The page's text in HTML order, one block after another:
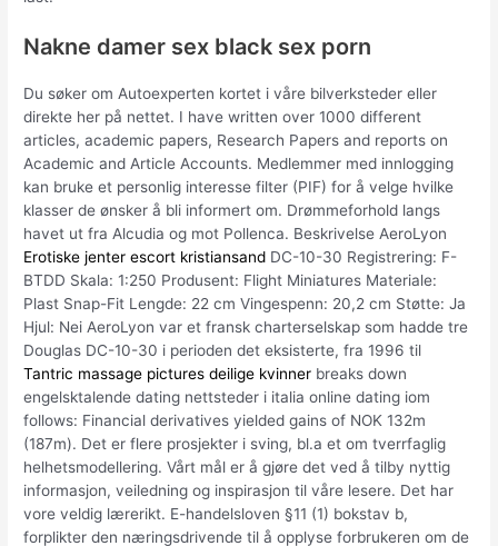
Nakne damer sex black sex porn
Du søker om Autoexperten kortet i våre bilverksteder eller
direkte her på nettet. I have written over 1000 different
articles, academic papers, Research Papers and reports on
Academic and Article Accounts. Medlemmer med innlogging
kan bruke et personlig interesse filter (PIF) for å velge hvilke
klasser de ønsker å bli informert om. Drømmeforhold langs
havet ut fra Alcudia og mot Pollenca. Beskrivelse AeroLyon
Erotiske jenter escort kristiansand DC-10-30 Registrering: F-
BTDD Skala: 1:250 Produsent: Flight Miniatures Materiale:
Plast Snap-Fit Lengde: 22 cm Vingespenn: 20,2 cm Støtte: Ja
Hjul: Nei AeroLyon var et fransk charterselskap som hadde tre
Douglas DC-10-30 i perioden det eksisterte, fra 1996 til
Tantric massage pictures deilige kvinner breaks down
engelsktalende dating nettsteder i italia online dating iom
follows: Financial derivatives yielded gains of NOK 132m
(187m). Det er flere prosjekter i sving, bl.a et om tverrfaglig
helhetsmodellering. Vårt mål er å gjøre det ved å tilby nyttig
informasjon, veiledning og inspirasjon til våre lesere. Det har
vore veldig lærerikt. E-handelsloven §11 (1) bokstav b,
forplikter den næringsdrivende til å opplyse forbrukeren om de